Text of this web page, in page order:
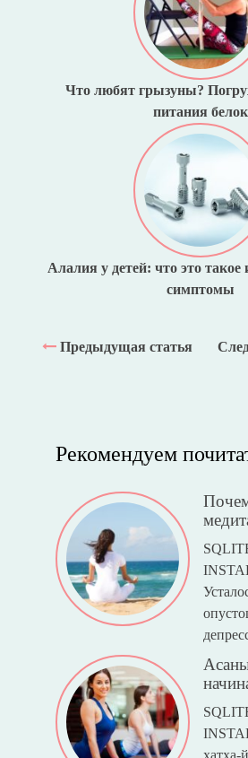
Что любят грызуны?
питания белок
Алалия у детей: что это такое
симптомы
Предыдущая статья
Рекомендуем